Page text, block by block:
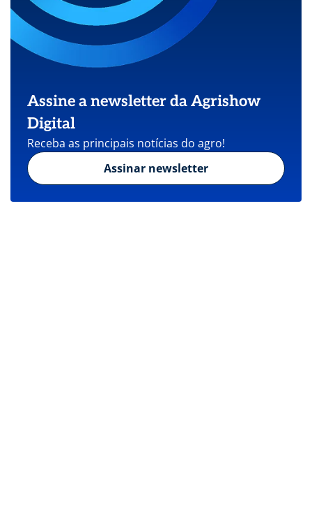
Assine a newsletter da Agrishow
Digital
Receba as principais notícias do agro!
Assinar newsletter